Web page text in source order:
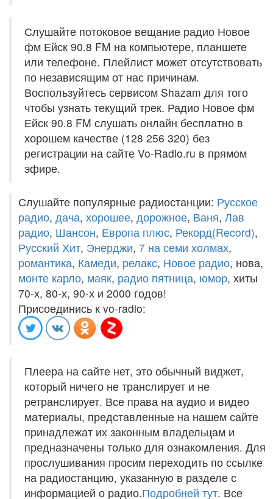
Слушайте потоковое вещание радио Новое
фм Ейск 90.8 FM на компьютере, планшете
или телефоне. Плейлист может отсутствовать
по независящим от нас причинам.
Воспользуйтесь сервисом Shazam для того
чтобы узнать текущий трек. Радио Новое фм
Ейск 90.8 FM слушать онлайн бесплатно в
хорошем качестве (128 256 320) без
регистрации на сайте Vo-Radio.ru в прямом
эфире.
Слушайте популярные радиостанции: Русское
радио, дача, хорошее, дорожное, Ваня, Лав
радио, Шансон, Европа плюс, Рекорд(Record),
Русский Хит, Энерджи, 7 на семи холмах,
романтика, Камеди, релакс, Новое радио, нова,
монте карло, маяк, радио пятница, юмор, хиты
70-х, 80-х, 90-х и 2000 годов!
Присоединись к vo-radio:
Плеера на сайте нет, это обычный виджет,
который ничего не транслирует и не
ретранслирует. Все права на аудио и видео
материалы, представленные на нашем сайте
принадлежат их законным владельцам и
предназначены только для ознакомления. Для
прослушивания просим переходить по ссылке
на радиостанцию, указанную в разделе с
информацией о радио.Подробней тут. Все